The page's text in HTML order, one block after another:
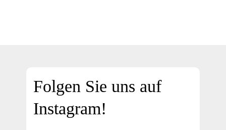
Folgen Sie uns auf
Instagram!